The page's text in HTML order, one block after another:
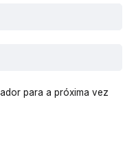
para a próxima vez